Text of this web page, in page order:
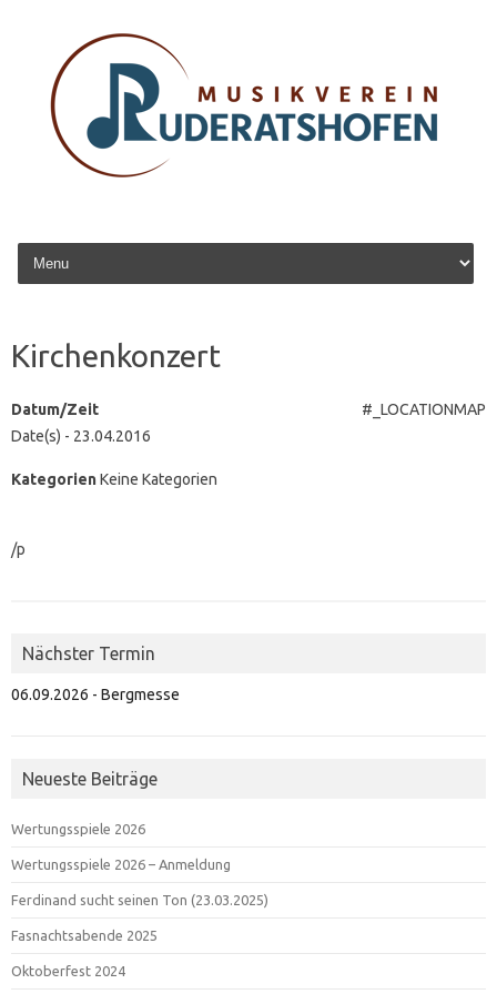
Zum Inhalt springen
Kirchenkonzert
#_LOCATIONMAP
Datum/Zeit
Date(s) - 23.04.2016
KategorienKeine Kategorien
/p
Nächster Termin
06.09.2026 - Bergmesse
Neueste Beiträge
Wertungsspiele 2026
Wertungsspiele 2026 – Anmeldung
Ferdinand sucht seinen Ton (23.03.2025)
Fasnachtsabende 2025
Oktoberfest 2024